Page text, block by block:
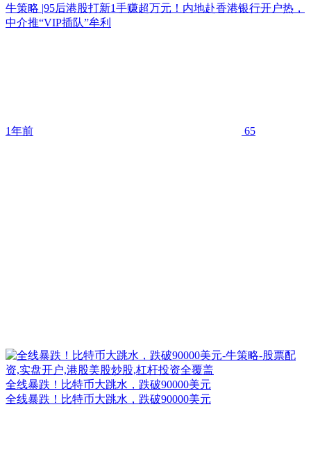
牛策略 |95后港股打新1手赚超万元！内地赴香港银行开户热，
中介推“VIP插队”牟利
1年前 65
全线暴跌！比特币大跳水，跌破90000美元
全线暴跌！比特币大跳水，跌破90000美元